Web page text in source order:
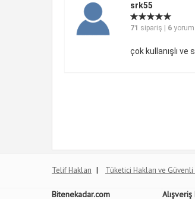
srk55
71 sipariş | 6 yorum
çok kullanışlı ve
Telif Hakları | Tüketici Hakları ve Güvenli
Bitenekadar.com Alışveriş